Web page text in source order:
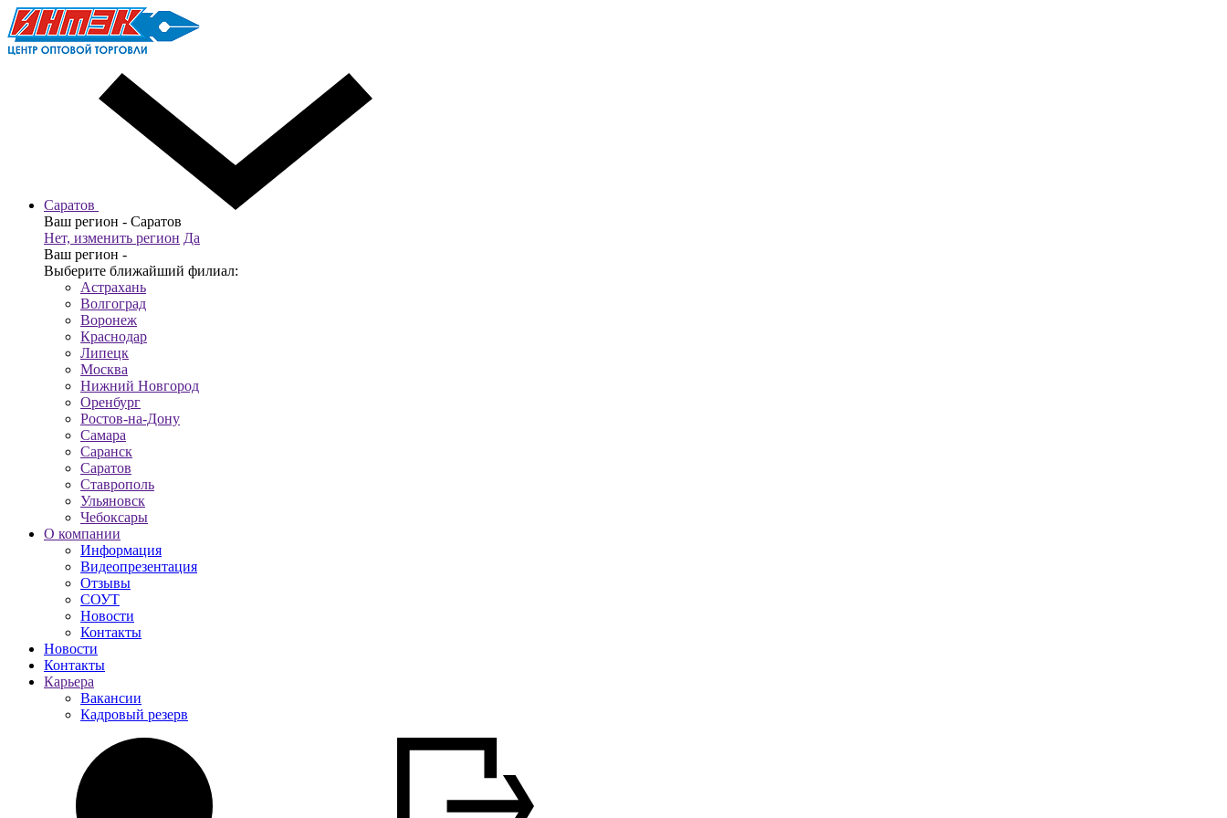
Саратов
Ваш регион - Саратов
Нет, изменить регион Да
Ваш регион -
Выберите ближайший филиал:
Астрахань
Волгоград
Воронеж
Краснодар
Липецк
Москва
Нижний Новгород
Оренбург
Ростов-на-Дону
Самара
Саранск
Саратов
Ставрополь
Ульяновск
Чебоксары
О компании
Информация
Видеопрезентация
Отзывы
СОУТ
Новости
Контакты
Новости
Контакты
Карьера
Вакансии
Кадровый резерв